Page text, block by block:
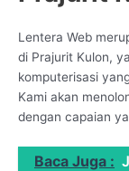
Lentera Web
di Prajurit Kulon,
komputerisasi
Kami akan
dengan capaian
Baca Juga :